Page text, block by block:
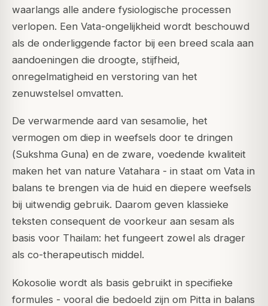
waarlangs alle andere fysiologische processen
verlopen. Een Vata-ongelijkheid wordt beschouwd
als de onderliggende factor bij een breed scala aan
aandoeningen die droogte, stijfheid,
onregelmatigheid en verstoring van het
zenuwstelsel omvatten.
De verwarmende aard van sesamolie, het
vermogen om diep in weefsels door te dringen
(Sukshma Guna) en de zware, voedende kwaliteit
maken het van nature Vatahara - in staat om Vata in
balans te brengen via de huid en diepere weefsels
bij uitwendig gebruik. Daarom geven klassieke
teksten consequent de voorkeur aan sesam als
basis voor Thailam: het fungeert zowel als drager
als co-therapeutisch middel.
Kokosolie wordt als basis gebruikt in specifieke
formules - vooral die bedoeld zijn om Pitta in balans